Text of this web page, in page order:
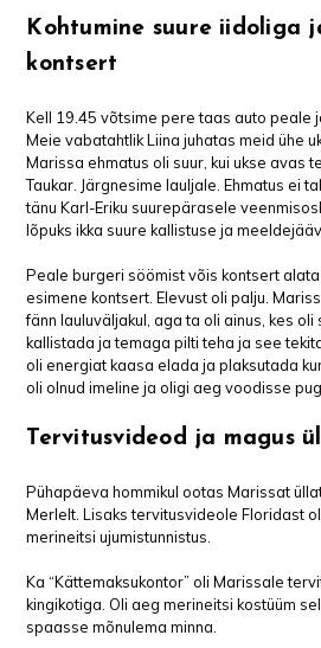
Kohtumine suure iidoliga
kontsert
Kell 19.45 võtsime pere taas auto peale
Meie vabatahtlik Liina juhatas meid ühe
Marissa ehmatus oli suur, kui ukse avas
Taukar. Järgnesime lauljale. Ehmatus ei
tänu Karl-Eriku suurepärasele
lõpuks ikka suure kallistuse ja
Peale burgeri söömist võis kontsert
esimene kontsert. Elevust oli palju.
fänn lauluväljakul, aga ta oli ainus, kes oli
kallistada ja temaga pilti teha ja see
oli energiat kaasa elada ja plaksutada
oli olnud imeline ja oligi aeg voodisse
Tervitusvideod ja magus
Pühapäeva hommikul ootas Marissat
Merlelt. Lisaks tervitusvideole Floridast
merineitsi ujumistunnistus.
Ka “Kättemaksukontor” oli Marissale
kingikotiga. Oli aeg merineitsi kostüüm
spaasse mõnulema minna.